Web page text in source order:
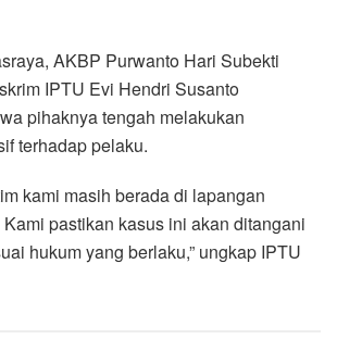
AKBP Purwanto Hari Subekti
IPTU Evi Hendri Susanto
pihaknya tengah melakukan
terhadap pelaku.
kami masih berada di lapangan
pastikan kasus ini akan ditangani
hukum yang berlaku,” ungkap IPTU